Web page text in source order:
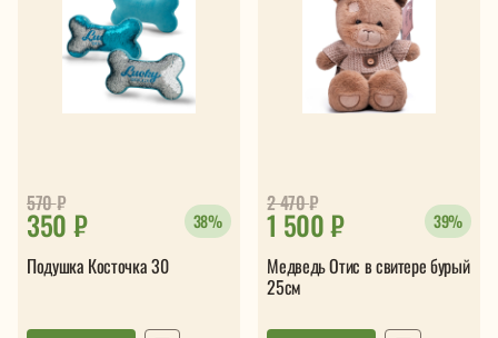
350 ₽
570₽
38%
Подушка Косточка 30
1 500 ₽
2 470₽
39%
Медведь Отис в свитере бурый
25см